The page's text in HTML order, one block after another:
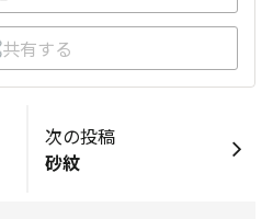
共有する
次の投稿
砂紋